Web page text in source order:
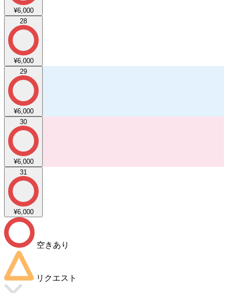
¥6,000
28
¥6,000
29
¥6,000
30
¥6,000
31
¥6,000
空きあり
リクエスト